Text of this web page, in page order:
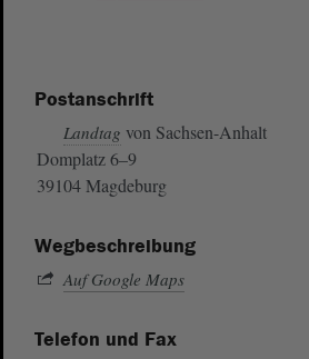
Postanschrift
Landtag von Sachsen-Anhalt
Domplatz 6–9
39104 Magdeburg
Wegbeschreibung
Auf Google Maps
Telefon und Fax